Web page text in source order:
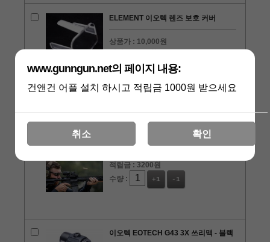
ELEMENT 이오텍 렌즈 보호 커버
상품가 : 10,000원
적립금 :250원
수량 :
+1 -1
이오텍 EOTECH G43 3X 쓰리맥 - 탠칼
적립금 :3200원
수량 :
+1 -1
이오텍 EOTECH G43 3X 쓰리맥 - 블랙
www.gunngun.net의 페이지 내용:
건앤건 어플 설치 하시고 적립금 1000원 받으세요
취소 확인